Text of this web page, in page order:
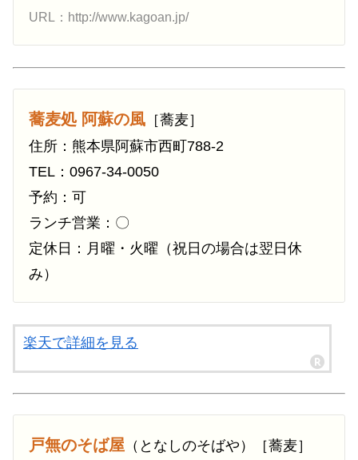
URL：http://www.kagoan.jp/
蕎麦処 阿蘇の風 ［蕎麦］
住所：熊本県阿蘇市西町788-2
TEL：0967-34-0050
予約：可
ランチ営業：〇
定休日：月曜・火曜（祝日の場合は翌日休
み）
楽天で詳細を見る
戸無のそば屋 （となしのそばや）［蕎麦］